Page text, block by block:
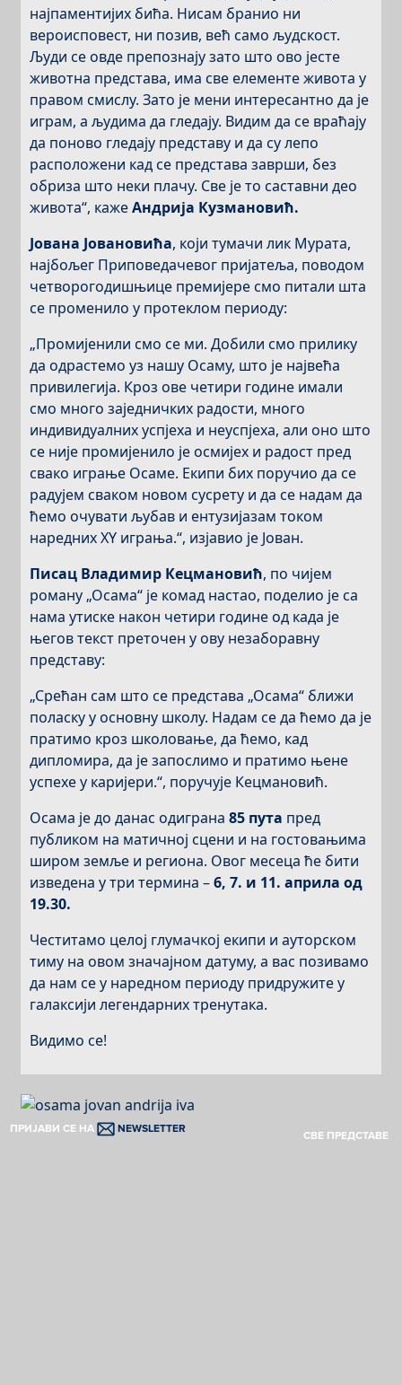
најпаментијих бића. Нисам бранио ни
вероисповест, ни позив, већ само људскост.
Људи се овде препознају зато што ово јесте
животна представа, има све елементе живота у
правом смислу. Зато је мени интересантно да је
играм, а људима да гледају. Видим да се враћају
да поново гледају представу и да су лепо
расположени кад се представа заврши, без
обриза што неки плачу. Све је то саставни део
живота“, кажеАндрија Кузмановић.
Јована Јовановића, који тумачи лик Мурата,
најбољег Приповедачевог пријатеља, поводом
четворогодишњице премијере смо питали шта
се променило у протеклом периоду:
„Промијенили смо се ми. Добили смо прилику
да одрастемо уз нашу Осаму, што је највећа
привилегија. Кроз ове четири године имали
смо много заједничких радости, много
индивидуалних успјеха и неуспјеха, али оно што
се није промијенило је осмијех и радост пред
свако играње Осаме. Екипи бих поручио да се
радујем сваком новом сусрету и да се надам да
ћемо очувати љубав и ентузијазам током
наредних XY играња.“, изјавио је Јован.
Писац Владимир Кецмановић, по чијем
роману „Осама“ је комад настао, поделио је са
нама утиске након четири године од када је
његов текст преточен у ову незаборавну
представу:
„Срећан сам што се представа „Осама“ ближи
поласку у основну школу. Надам се да ћемо да је
пратимо кроз школовање, да ћемо, кад
дипломира, да је запослимо и пратимо њене
успехе у каријери.“, поручује Кецмановић.
Осама је до данас одиграна85 пута пред
публиком на матичној сцени и на гостовањима
широм земље и региона. Овог месеца ће бити
изведена у три термина –6, 7. и 11. априла од
19.30.
Честитамо целој глумачкој екипи и ауторском
тиму на овом значајном датуму, а вас позивамо
да нам се у наредном периоду придружите у
галаксији легендарних тренутака.
Видимо се!
ПРИЈАВИ СЕ НА NEWSLETTER
СВЕ ПРЕДСТАВЕ